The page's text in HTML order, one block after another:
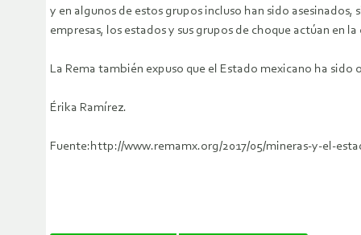
y en algunos de estos grupos incluso han sido
empresas, los estados y sus grupos de choque actúan en
La Rema también expuso que el Estado mexicano ha
Érika Ramírez.
Fuente:http://www.remamx.org/2017/05/mineras-y-el-